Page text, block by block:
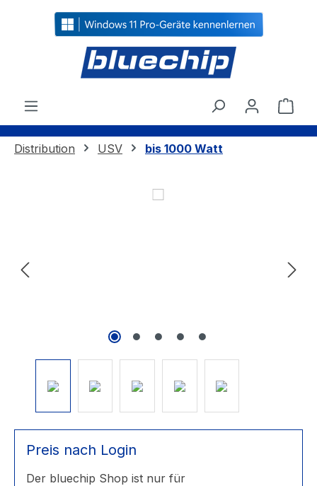
springen
Distribution USV bis 1000 Watt
Bildergalerie überspringen
Preis nach Login
Der bluechip Shop ist nur für